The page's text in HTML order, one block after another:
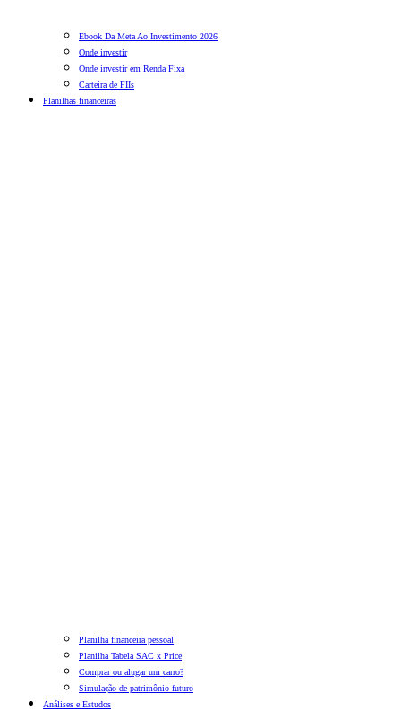
Ebook Da Meta Ao Investimento 2026
Onde investir
Onde investir em Renda Fixa
Carteira de FIIs
Planilhas financeiras
Planilha financeira pessoal
Planilha Tabela SAC x Price
Comprar ou alugar um carro?
Simulação de patrimônio futuro
Análises e Estudos